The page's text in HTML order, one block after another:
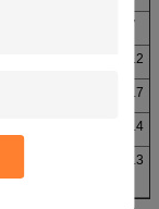
7.7
12.2
17.7
25.4
31.3